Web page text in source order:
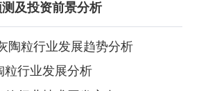
及投资前景分析
陶粒行业发展趋势分析
粒行业发展分析